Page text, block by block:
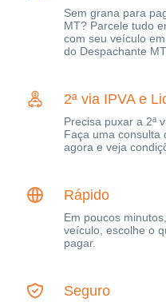
Sem grana para
MT? Parcele tudo
com seu veículo
do Despachante
2ª via IPVA e
Precisa puxar a 2ª
Faça uma consulta
agora e veja
Rápido
Em poucos
veículo, escolhe o
pagar.
Seguro